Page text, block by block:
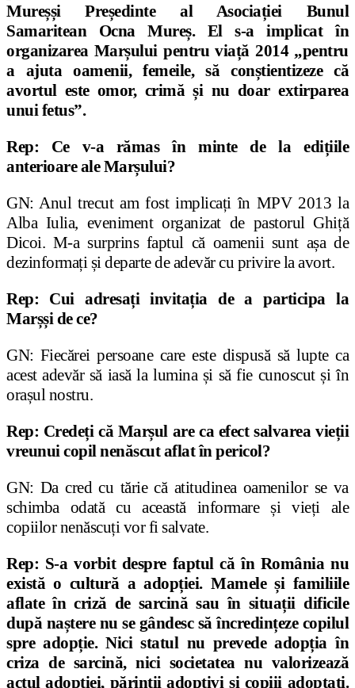
Mureșși Președinte al Asociației Bunul
Samaritean Ocna Mureș. El s-a implicat în
organizarea Marșului pentru viață 2014 „pentru
a ajuta oamenii, femeile, să conștientizeze că
avortul este omor, crimăși nu doar extirparea
unui fetus”.
Rep: Ce v-a rămas în minte de la edițiile
anterioare ale Marșului?
GN: Anul trecut am fost implicați în MPV 2013 la
Alba Iulia, eveniment organizat de pastorul Ghiță
Dicoi. M-a surprins faptul că oamenii sunt așa de
dezinformațiși departe de adevăr cu privire la avort.
Rep: Cui adresați invitația de a participa la
Marșși de ce?
GN: Fiecărei persoane care este dispusă să lupte ca
acest adevăr să iasă la lumina și să fie cunoscutși în
orașul nostru.
Rep: Credeți că Marșul are ca efect salvarea vieții
vreunui copil nenăscut aflat în pericol?
GN: Da cred cu tărie că atitudinea oamenilor se va
schimba odată cu această informare și vieți ale
copiilor nenăscuți vor fi salvate.
Rep: S-a vorbit despre faptul că în România nu
există o cultură a adopției. Mamele și familiile
aflate în criză de sarcină sau în situații dificile
după naștere nu se gândesc să încredințeze copilul
spre adopție. Nici statul nu prevede adopția în
criza de sarcină, nici societatea nu valorizează
actul adopției, părinții adoptivi și copiii adoptați.